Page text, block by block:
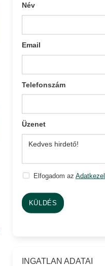
Név
Email
Telefonszám
Üzenet
Elfogadom az
KÜLDÉS
INGATLAN ADATAI